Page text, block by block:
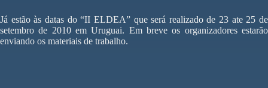
Já estão às datas do “II ELDEA” que será realizado de 23 ate 25 de
setembro de 2010 em Uruguai. Em breve os organizadores estarão
enviando os materiais de trabalho.